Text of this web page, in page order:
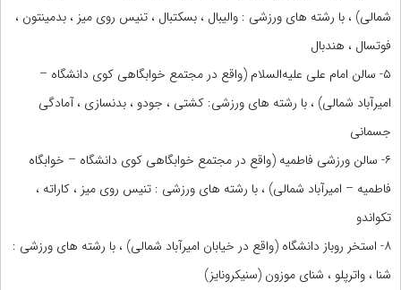
شمالی) ، با رشته های ورزشی : والیبال ، بسکتبال ، تنیس روی میز ، بدمینتون ،
فوتسال ، هندبال
۵- سالن امام علی علیه‌السلام (واقع در مجتمع خوابگاهی کوی دانشگاه –
امیرآباد شمالی) ، با رشته های ورزشی: کشتی ، جودو ، بدنسازی ، آمادگی
جسمانی
۶- سالن ورزشی فاطمیه (واقع در مجتمع خوابگاهی کوی دانشگاه – خوابگاه
فاطمیه – امیرآباد شمالی) ، با رشته های ورزشی : تنیس روی میز ، کاراته ،
تکواندو
۸- استخر روباز دانشگاه (واقع در خیابان امیرآباد شمالی) ، با رشته های ورزشی :
شنا ، واترپلو ، شنای موزون (سنیکرونایز)